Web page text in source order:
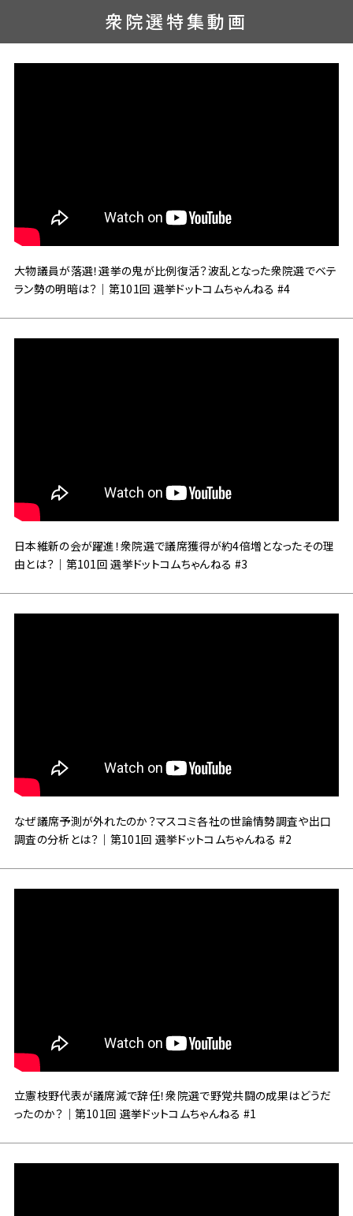
衆院選特集動画
大物議員が落選！選挙の鬼が比例復活？波乱となった衆院選でベテ
ラン勢の明暗は？｜第101回 選挙ドットコムちゃんねる #4
日本維新の会が躍進！衆院選で議席獲得が約4倍増となったその理
由とは？｜第101回 選挙ドットコムちゃんねる #3
なぜ議席予測が外れたのか？マスコミ各社の世論情勢調査や出口
調査の分析とは？｜第101回 選挙ドットコムちゃんねる #2
立憲枝野代表が議席減で辞任！衆院選で野党共闘の成果はどうだ
ったのか？｜第101回 選挙ドットコムちゃんねる #1